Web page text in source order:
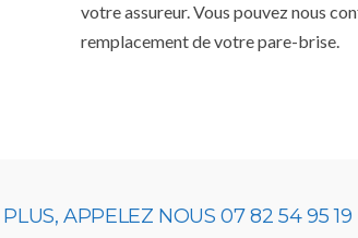
votre assureur. Vous pouvez nous
remplacement de votre pare-brise.
APPELEZ NOUS 07 82 54 95 19